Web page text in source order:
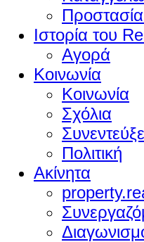
Ιστορία του
Αγορά
Κοινωνία
Κοινωνία
Σχόλια
Πολιτική
Ακίνητα